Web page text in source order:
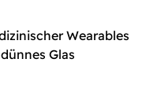
Wearables
Glas